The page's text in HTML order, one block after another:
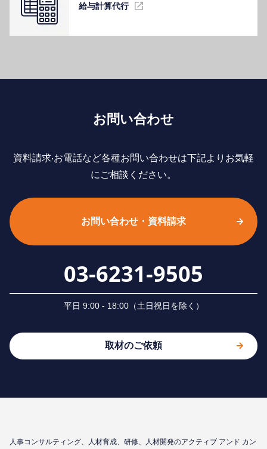
給与計算代⾏
お問い合わせ
資料請求‧お電話など各種お問い合わせは下記よりお気軽
にご相談ください。
お問い合わせ・資料請求
03-6231-9505
平⽇ 9:00 - 18:00（⼟⽇祝⽇を除く）
取材のご依頼
⼈事コンサルティング、⼈材育成、研修、⼈材開発のアクティブ アンド カン